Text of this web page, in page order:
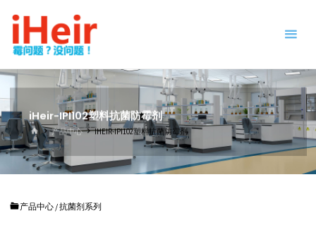
容。
抗
剂
|
燥
剂
iHeir-IPI102塑料抗菌防霉剂
首
页
产品中心 IHEIR-IPI102塑料抗菌防霉剂
产品中心 /抗菌剂系列